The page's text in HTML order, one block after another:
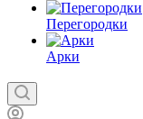
Перегородки
Арки